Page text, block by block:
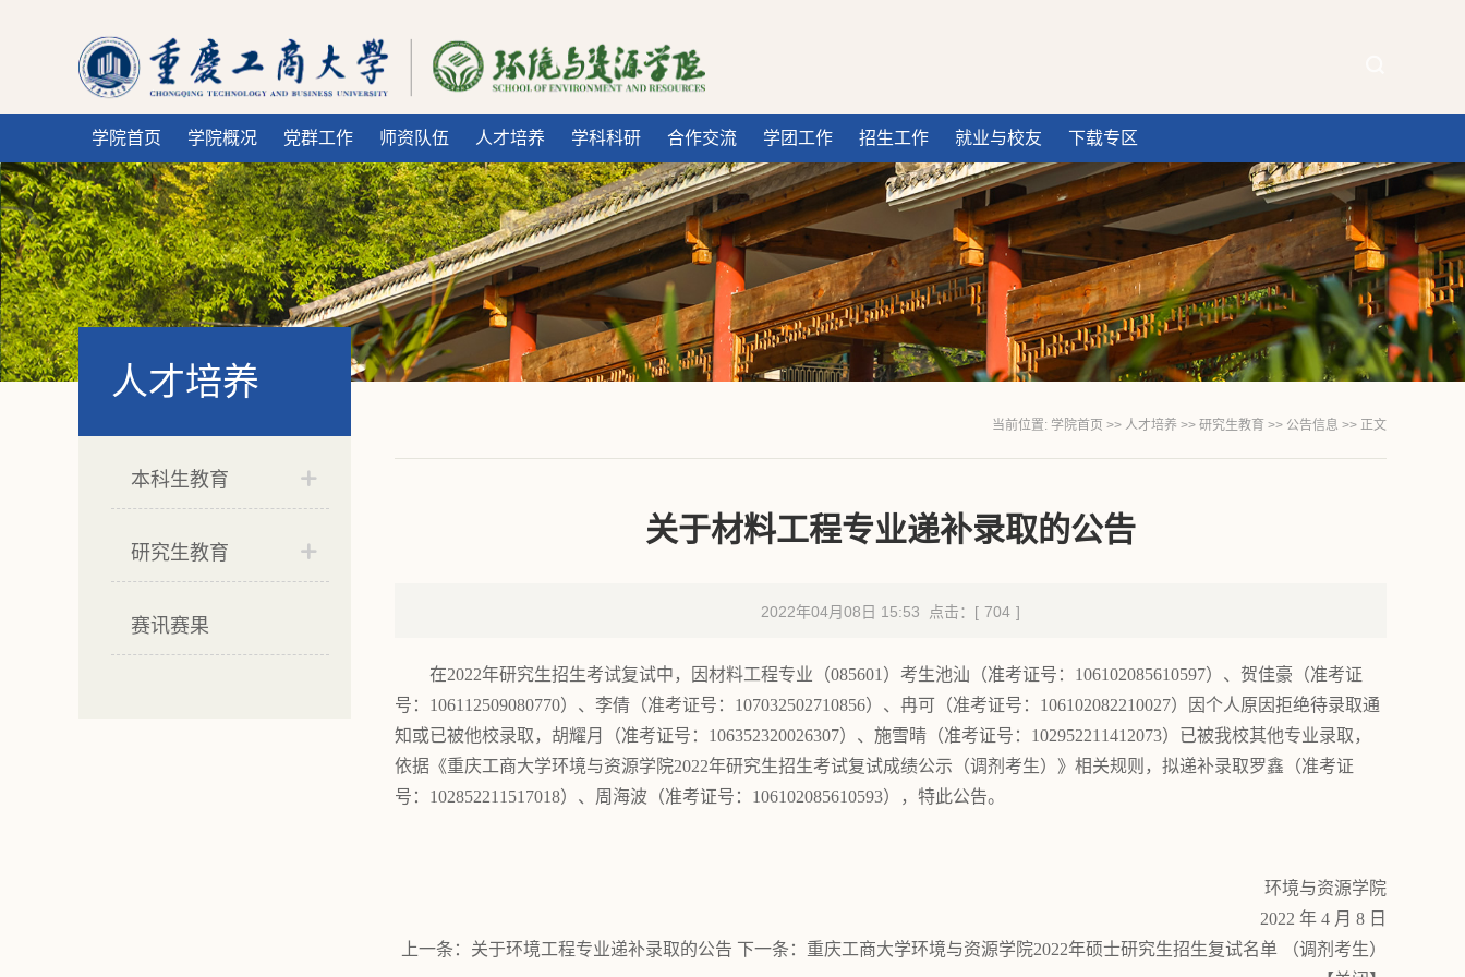
学院首页 学院概况 党群工作 师资队伍 人才培养 学科科研 合作交流 学团工作 招生工作 就业与校友 下载专区
人才培养
本科生教育
研究生教育
赛讯赛果
当前位置: 学院首页 >> 人才培养 >> 研究生教育 >> 公告信息 >> 正文
关于材料工程专业递补录取的公告
2022年04月08日 15:53 点击：[ 704 ]
在2022年研究生招生考试复试中，因材料工程专业（085601）考生池汕（准考证号：106102085610597）、贺佳豪（准考证
号：106112509080770）、李倩（准考证号：107032502710856）、冉可（准考证号：106102082210027）因个人原因拒绝待录取通
知或已被他校录取，胡耀月（准考证号：106352320026307）、施雪晴（准考证号：102952211412073）已被我校其他专业录取，
依据《重庆工商大学环境与资源学院2022年研究生招生考试复试成绩公示（调剂考生）》相关规则，拟递补录取罗鑫（准考证
号：102852211517018）、周海波（准考证号：106102085610593），特此公告。
环境与资源学院
2022 年 4 月 8 日
上一条： 关于环境工程专业递补录取的公告 下一条： 重庆工商大学环境与资源学院2022年硕士研究生招生复试名单 （调剂考生）